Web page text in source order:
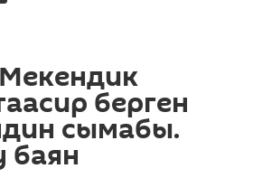
берген
сымабы.
баян